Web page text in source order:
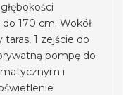
170 cm. Wokół
1 zejście do
pompę do
i